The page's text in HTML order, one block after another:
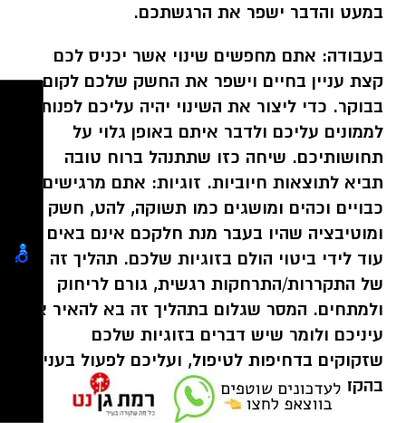
במעט והדבר ישפר את הרגשתכם.
בעבודה: אתם מחפשים שינוי אשר יכניס לכם
קצת עניין בחיים וישפר את החשק שלכם לקום
בבוקר. כדי ליצור את השינוי יהיה עליכם לפנות
לממונים עליכם ולדבר איתם באופן גלוי על
תחושותיכם. שיחה כזו שתתנהל ברוח טובה
תביא לתוצאות חיוביות. זוגיות: אתם מרגישים
כבויים וכהים ומושגים כמו תשוקה, להט, חשק
ומוטיבציה שהיו בעבר מנת חלקכם אינם באים
עוד לידי ביטוי הולם בזוגיות שלכם. תהליך זה
של התקררות/התרחקות רגשית, גורם לריחוק
ולמתחים. המסר שגלום בתהליך זה בא להאיר את
עיניכם ולומר שיש דברים בזוגיות שלכם
שזקוקים בדחיפות לטיפול, ועליכם לפעול בעניין
בהקדם. שבוע מבורך ואלוהים אתכם!!